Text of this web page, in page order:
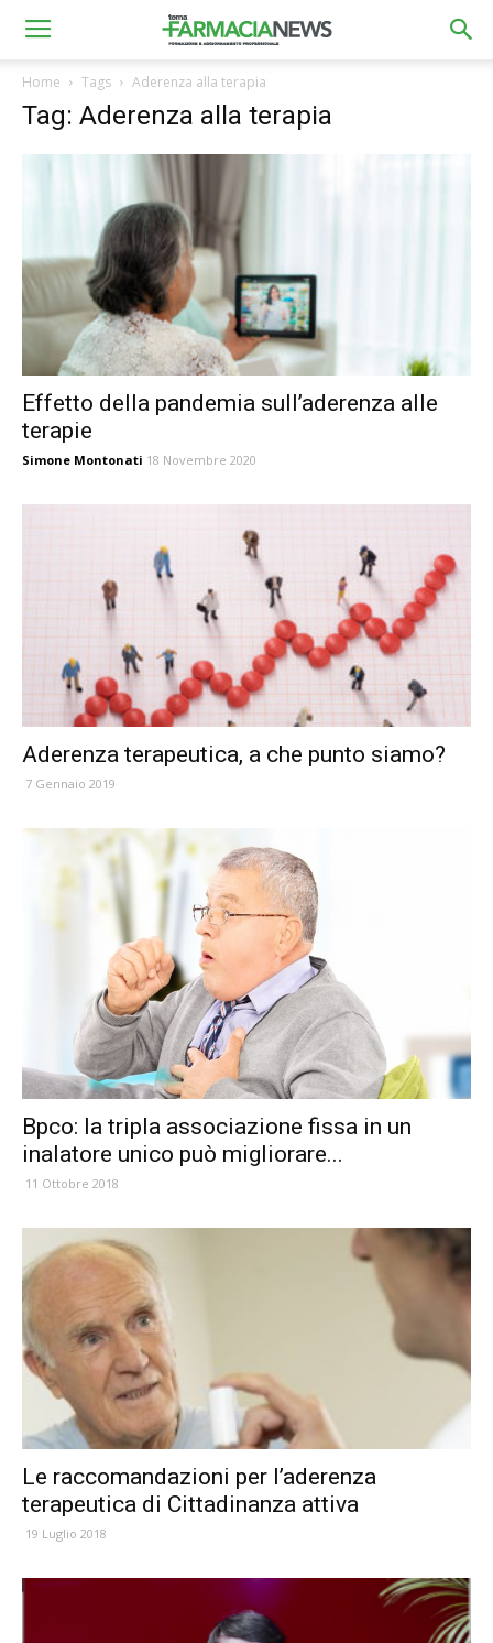
Home Tags Aderenza alla terapia
Tag: Aderenza alla terapia
Effetto della pandemia sull’aderenza alle
terapie
Simone Montonati 18 Novembre 2020
Aderenza terapeutica, a che punto siamo?
7 Gennaio 2019
Bpco: la tripla associazione fissa in un
inalatore unico può migliorare...
11 Ottobre 2018
Le raccomandazioni per l’aderenza
terapeutica di Cittadinanza attiva
19 Luglio 2018